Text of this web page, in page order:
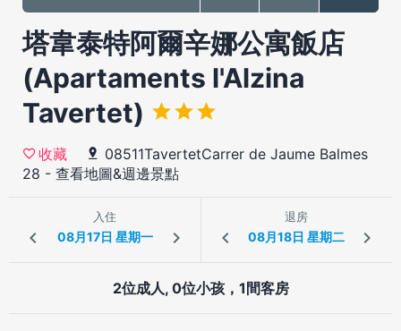
塔韋泰特阿爾辛娜公寓飯店
(Apartaments l'Alzina
Tavertet)
收藏
08511TavertetCarrer de Jaume Balmes
28 - 查看地圖&週邊景點
入住 退房
2位成人, 0位小孩，1間客房